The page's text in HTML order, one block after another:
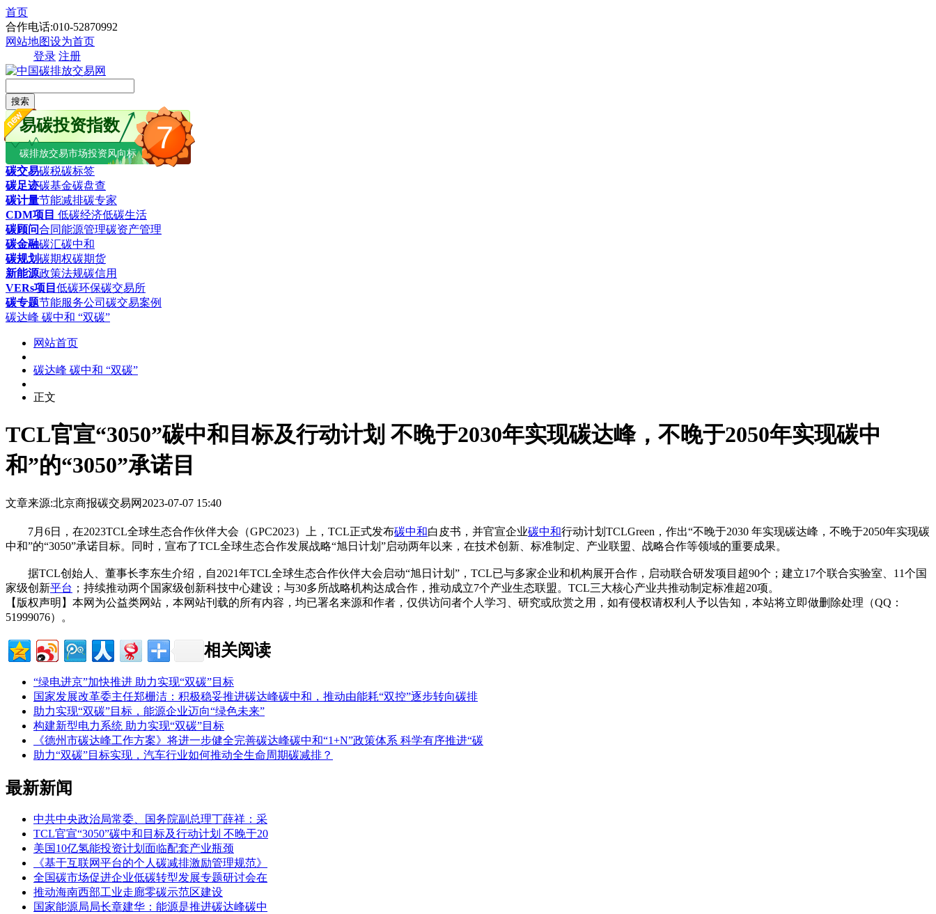
首页
合作电话:010-52870992
网站地图设为首页
登录 注册
搜索
7
易碳投资指数
碳排放交易市场投资风向标
碳交易碳税碳标签
碳足迹碳基金碳盘查
碳计量节能减排碳专家
CDM项目 低碳经济低碳生活
碳顾问合同能源管理碳资产管理
碳金融碳汇碳中和
碳规划碳期权碳期货
新能源政策法规碳信用
VERs项目 低碳环保碳交易所
碳专题节能服务公司 碳交易案例
碳达峰 碳中和 “双碳”
网站首页
碳达峰 碳中和 “双碳”
正文
TCL官宣“3050”碳中和目标及行动计划 不晚于2030年实现碳达峰，不晚于2050年实现碳中
和”的“3050”承诺目
文章来源:北京商报碳交易网 2023-07-07 15:40
7月6日，在2023TCL全球生态合作伙伴大会（GPC2023）上，TCL正式发布碳中和白皮书，并官宣企业碳中和行动计划TCLGreen，作出“不晚于2030 年实现碳达峰，不晚于2050年实现碳
中和”的“3050”承诺目标。同时，宣布了TCL全球生态合作发展战略“旭日计划”启动两年以来，在技术创新、标准制定、产业联盟、战略合作等领域的重要成果。
据TCL创始人、董事长李东生介绍，自2021年TCL全球生态合作伙伴大会启动“旭日计划”，TCL已与多家企业和机构展开合作，启动联合研发项目超90个；建立17个联合实验室、11个国
家级创新平台 ；持续推动两个国家级创新科技中心建设；与30多所战略机构达成合作，推动成立7个产业生态联盟。TCL三大核心产业共推动制定标准超20项。
【版权声明】本网为公益类网站，本网站刊载的所有内容，均已署名来源和作者，仅供访问者个人学习、研究或欣赏之用，如有侵权请权利人予以告知，本站将立即做删除处理（QQ：
51999076）。
相关阅读
“绿电进京”加快推进 助力实现“双碳”目标
国家发展改革委主任郑栅洁：积极稳妥推进碳达峰碳中和，推动由能耗“双控”逐步转向碳排
助力实现“双碳”目标，能源企业迈向“绿色未来”
构建新型电力系统 助力实现“双碳”目标
《德州市碳达峰工作方案》将进一步健全完善碳达峰碳中和“1+N”政策体系 科学有序推进“碳
助力“双碳”目标实现，汽车行业如何推动全生命周期碳减排？
最新新闻
中共中央政治局常委、国务院副总理丁薛祥：采
TCL官宣“3050”碳中和目标及行动计划 不晚于20
美国10亿氢能投资计划面临配套产业瓶颈
《基于互联网平台的个人碳减排激励管理规范》
全国碳市场促进企业低碳转型发展专题研讨会在
推动海南西部工业走廊零碳示范区建设
国家能源局局长章建华：能源是推进碳达峰碳中